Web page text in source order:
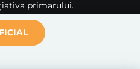
primarului.